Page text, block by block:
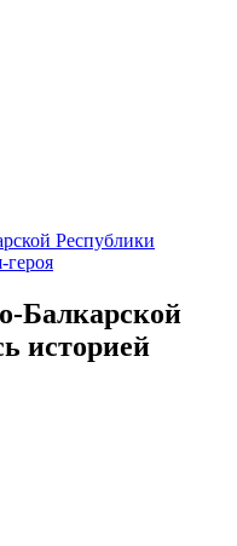
Республики
героя
Балкарской
историей